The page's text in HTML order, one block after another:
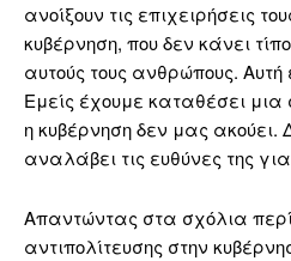
ανοίξουν τις επιχειρήσεις
κυβέρνηση, που δεν κάνει
αυτούς τους ανθρώπους.
Εμείς έχουμε καταθέσει
η κυβέρνηση δεν μας
αναλάβει τις ευθύνες της
Απαντώντας στα σχόλια περί
αντιπολίτευσης στην